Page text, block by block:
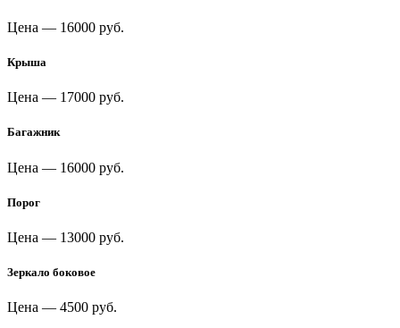
Цена — 16000 руб.
Крыша
Цена — 17000 руб.
Багажник
Цена — 16000 руб.
Порог
Цена — 13000 руб.
Зеркало боковое
Цена — 4500 руб.